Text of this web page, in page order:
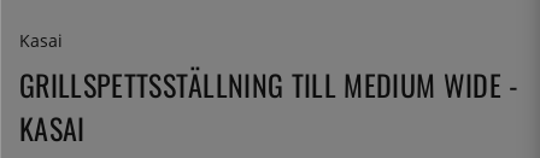
Kasai
GRILLSPETTSSTÄLLNING TILL MEDIUM WIDE -
KASAI